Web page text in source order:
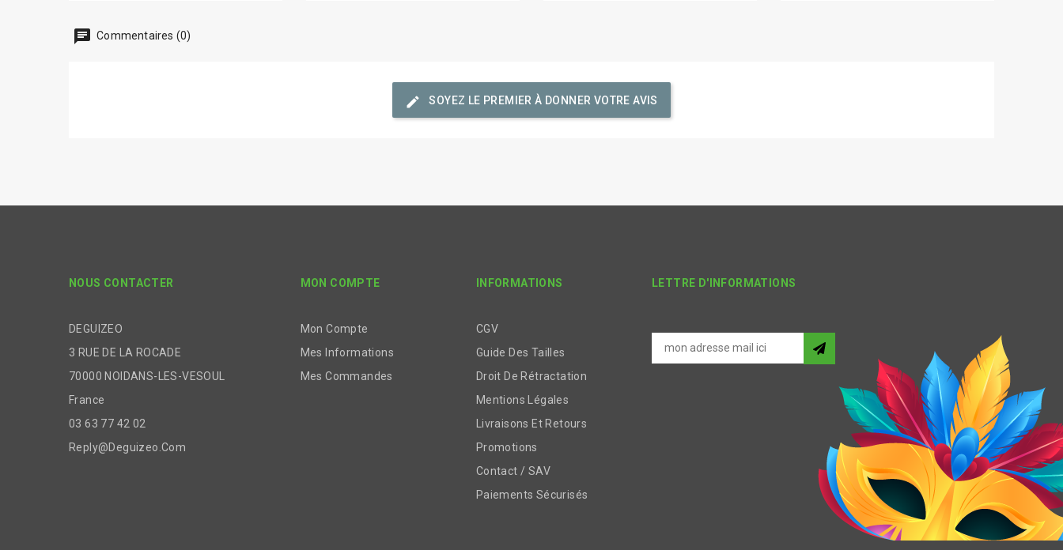
chat Commentaires (0)
edit SOYEZ LE PREMIER À DONNER VOTRE AVIS
NOUS CONTACTER
DEGUIZEO
3 RUE DE LA ROCADE
70000 NOIDANS-LES-VESOUL
France
03 63 77 42 02
Reply@deguizeo.com
MON COMPTE
Mon Compte
Mes Informations
Mes Commandes
INFORMATIONS
CGV
Guide Des Tailles
Droit De Rétractation
Mentions Légales
Livraisons Et Retours
Promotions
Contact / SAV
Paiements Sécurisés
LETTRE D'INFORMATIONS